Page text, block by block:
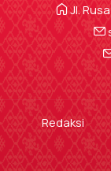
Jl.
Redaksi